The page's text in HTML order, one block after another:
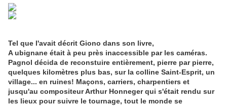
Tel que l'avait décrit Giono dans son livre,
A ubignane était à peu près inaccessible par les caméras.
Pagnol décida de reconstuire entièrement, pierre par pierre,
quelques kilomètres plus bas, sur la colline Saint-Esprit, un
village... en ruines! Maçons, carriers, charpentiers et
jusqu'au compositeur Arthur Honneger qui s'était rendu sur
les lieux pour suivre le tournage, tout le monde se